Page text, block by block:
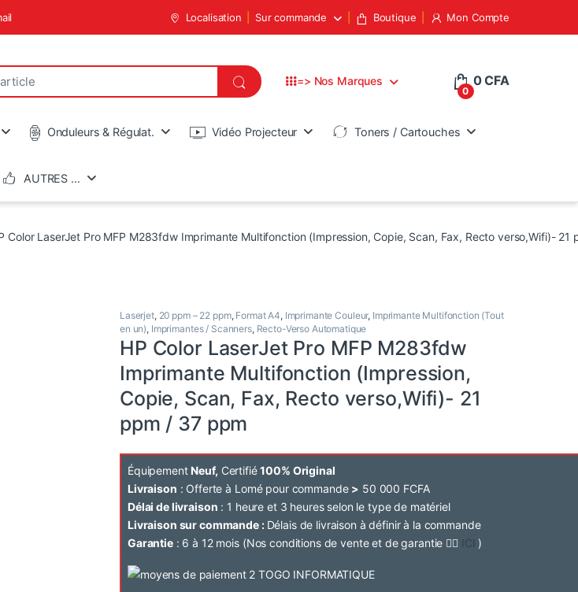
Localisation Sur commande Boutique Mon Compte
=> Nos Marques
0
0CFA
Onduleurs & Régulat. Vidéo Projecteur Toners / Cartouches
AUTRES …
Color LaserJet Pro MFP M283fdw Imprimante Multifonction (Impression, Copie, Scan, Fax, Recto verso,Wifi)- 21
Laserjet, 20 ppm – 22 ppm, Format A4, Imprimante Couleur, Imprimante Multifonction (Tout
en un), Imprimantes / Scanners, Recto-Verso Automatique
HP Color LaserJet Pro MFP M283fdw
Imprimante Multifonction (Impression,
Copie, Scan, Fax, Recto verso,Wifi)- 21
ppm / 37 ppm
Équipement Neuf, Certifié100% Original
Livraison : Offerte à Lomé pour commande > 50 000 FCFA
Délai de livraison : 1 heure et 3 heures selon le type de matériel
Livraison sur commande : Délais de livraison à définir à la commande
Garantie: 6 à 12 mois (Nos conditions de vente et de garantie 👉🏽 ICI )